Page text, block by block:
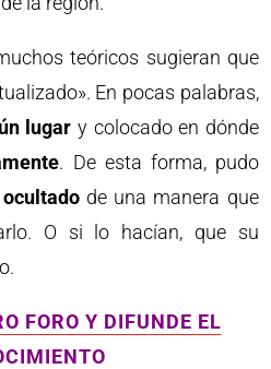
teóricos sugieran que
En pocas palabras,
lugar y colocado en dónde
. De esta forma, pudo
de una manera que
O si lo hacían, que su
FORO Y DIFUNDE EL